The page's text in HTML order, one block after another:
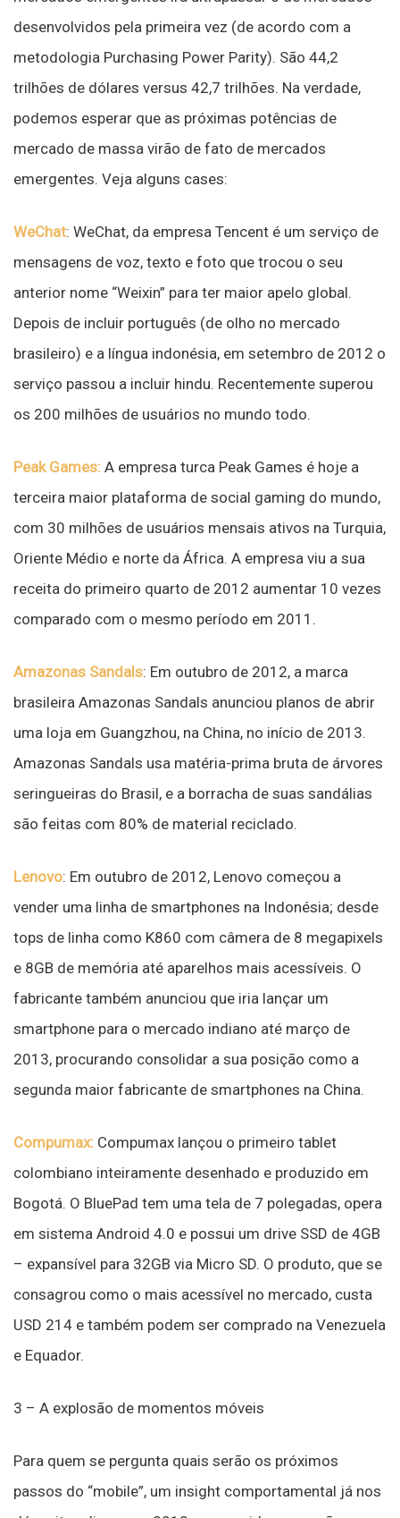
desenvolvidos pela primeira vez (de acordo com a
metodologia Purchasing Power Parity). São 44,2
trilhões de dólares versus 42,7 trilhões. Na verdade,
podemos esperar que as próximas potências de
mercado de massa virão de fato de mercados
emergentes. Veja alguns cases:
WeChat: WeChat, da empresa Tencent é um serviço de
mensagens de voz, texto e foto que trocou o seu
anterior nome “Weixin” para ter maior apelo global.
Depois de incluir português (de olho no mercado
brasileiro) e a língua indonésia, em setembro de 2012 o
serviço passou a incluir hindu. Recentemente superou
os 200 milhões de usuários no mundo todo.
Peak Games: A empresa turca Peak Games é hoje a
terceira maior plataforma de social gaming do mundo,
com 30 milhões de usuários mensais ativos na Turquia,
Oriente Médio e norte da África. A empresa viu a sua
receita do primeiro quarto de 2012 aumentar 10 vezes
comparado com o mesmo período em 2011.
Amazonas Sandals: Em outubro de 2012, a marca
brasileira Amazonas Sandals anunciou planos de abrir
uma loja em Guangzhou, na China, no início de 2013.
Amazonas Sandals usa matéria-prima bruta de árvores
seringueiras do Brasil, e a borracha de suas sandálias
são feitas com 80% de material reciclado.
Lenovo: Em outubro de 2012, Lenovo começou a
vender uma linha de smartphones na Indonésia; desde
tops de linha como K860 com câmera de 8 megapixels
e 8GB de memória até aparelhos mais acessíveis. O
fabricante também anunciou que iria lançar um
smartphone para o mercado indiano até março de
2013, procurando consolidar a sua posição como a
segunda maior fabricante de smartphones na China.
Compumax: Compumax lançou o primeiro tablet
colombiano inteiramente desenhado e produzido em
Bogotá. O BluePad tem uma tela de 7 polegadas, opera
em sistema Android 4.0 e possui um drive SSD de 4GB
– expansível para 32GB via Micro SD. O produto, que se
consagrou como o mais acessível no mercado, custa
USD 214 e também podem ser comprado na Venezuela
e Equador.
3 – A explosão de momentos móveis
Para quem se pergunta quais serão os próximos
passos do “mobile”, um insight comportamental já nos